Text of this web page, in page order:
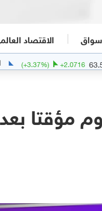
الاقتصاد
+
+3.37%) الذهب
مؤقتا بعد